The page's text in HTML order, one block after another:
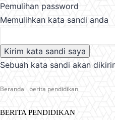
Pemulihan password
Memulihkan kata sandi anda
Sebuah kata sandi akan
Beranda berita pendidikan
BERITA PENDIDIKAN